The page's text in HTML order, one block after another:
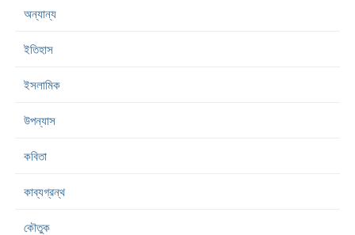
অন্যান্য
ইতিহাস
ইসলামিক
উপন্যাস
কবিতা
কাব্যগ্রন্থ
কৌতুক